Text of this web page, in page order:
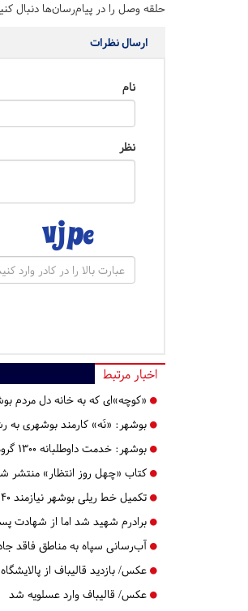
حلقه وصل را در پیام‌رسان‌ها دنبال
ارسال نظرات
نام
نظر
اخبار مرتبط
«کوچه»ای که به خانه دل مردم
بوشهر: «نَه» کارمند بوشهری به رشوه ۱۴۰۰
بوشهر: خدمت داوطلبانه ۱۳۰۰ گروه جهادی در استان بوشهر
کتاب «چهل روز انتظار» منتشر
تکمیل خط ریلی بوشهر نیازمند ۴۰ هزار میلیارد تومان اعتبار است
برادرم شهید شد اما از شهادت
آب‌رسانی سپاه به مناطق فاقد
عکس/ بازدید قالیباف از
عکس/ قالیباف وارد عسلویه شد